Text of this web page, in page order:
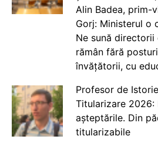
Alin Badea, prim-
Gorj: Ministerul o
Ne sună
rămân fără
învățătorii, cu
Profesor de
Titularizare 2026:
așteptările. Din
titularizabile